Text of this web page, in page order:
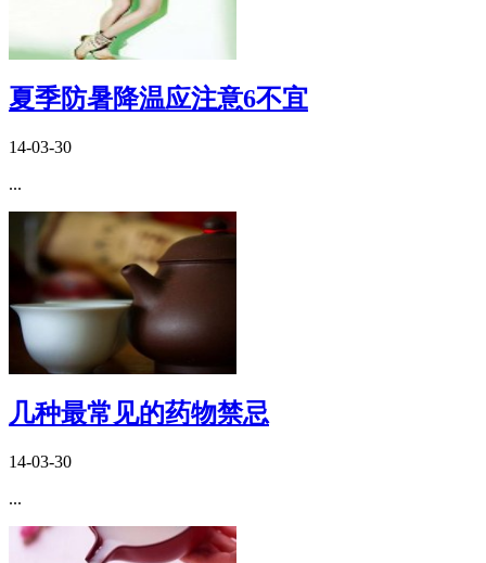
夏季防暑降温应注意6不宜
14-03-30
...
几种最常见的药物禁忌
14-03-30
...